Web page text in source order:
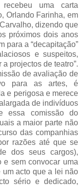
uma carta
Orlando Farinha, em
dizendo que
próximos dois anos
para a “decapitação”
e suspeitos,
projectos de teatro”.
de avaliação de
para as artes, é
e perigosa e merece
de indivíduos
essa comissão do
a maior parte não
das companhias
razões até que se
dos seus cargos),
e sem convocar uma
acto que a lei não
sério e dedicado,